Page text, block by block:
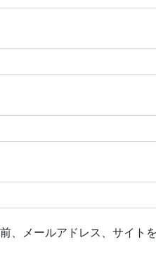
、メールアドレス、サイトを